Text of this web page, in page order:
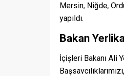
Mersin, Niğde,
yapıldı.
Bakan
İçişleri Bakanı Ali